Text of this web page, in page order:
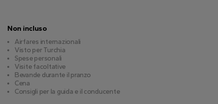
Non incluso
Airfares internazionali
Visto per Turchia
Spese personali
Visite facoltative
Bevande durante il pranzo
Cena
Consigli per la guida e il conducente